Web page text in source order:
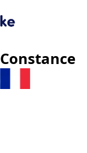
Constance